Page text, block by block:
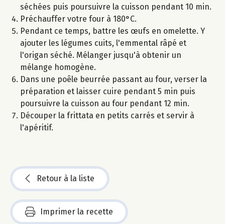
séchées puis poursuivre la cuisson pendant 10 min.
Préchauffer votre four à 180°C.
Pendant ce temps, battre les œufs en omelette. Y
ajouter les légumes cuits, l'emmental râpé et
l'origan séché. Mélanger jusqu'à obtenir un
mélange homogène.
Dans une poêle beurrée passant au four, verser la
préparation et laisser cuire pendant 5 min puis
poursuivre la cuisson au four pendant 12 min.
Découper la frittata en petits carrés et servir à
l'apéritif.
Retour à la liste
Imprimer la recette